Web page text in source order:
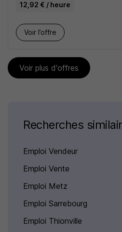
12,92 € / heure
Voir l’offre
Voir plus d'offres
Recherches
Emploi Vendeur
Emploi Vente
Emploi Metz
Emploi Sarrebourg
Emploi Thionville